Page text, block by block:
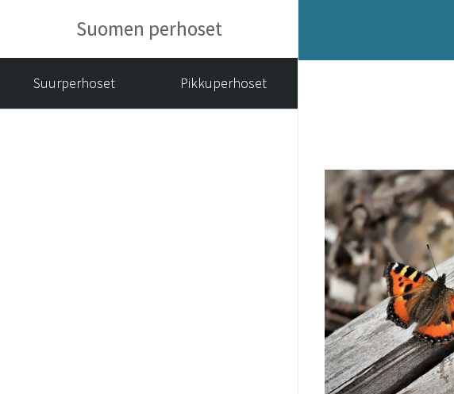
Suomen perhoset
Suurperhoset Pikkuperhoset